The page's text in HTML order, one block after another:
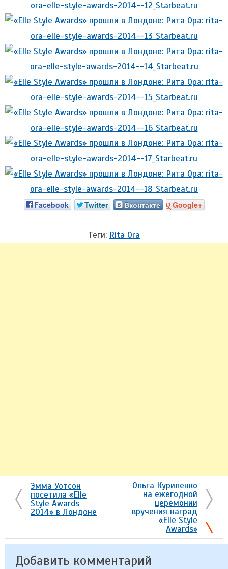
Facebook Twitter Вконтакте Google+
Теги: Rita Ora
Эмма Уотсон
посетила «Elle
Style Awards
2014» в Лондоне
Ольга Куриленко
на ежегодной
церемонии
вручения наград
«Elle Style
Awards»
Добавить комментарий